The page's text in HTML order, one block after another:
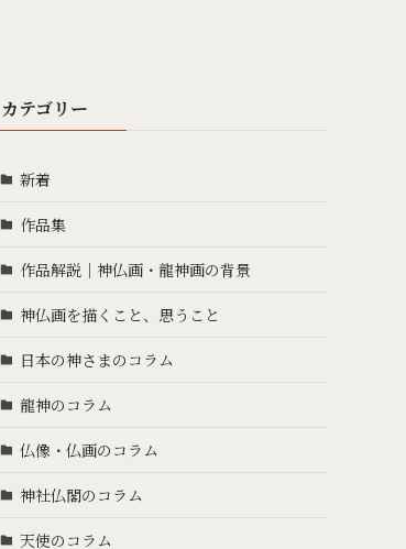
カテゴリー
新着
作品集
作品解説｜神仏画・龍神画の背景
神仏画を描くこと、思うこと
日本の神さまのコラム
龍神のコラム
仏像・仏画のコラム
神社仏閣のコラム
天使のコラム